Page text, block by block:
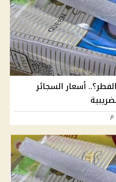
أسعار السجائر